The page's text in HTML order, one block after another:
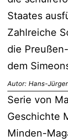
Staates
Zahlreiche
die
dem
Autor: Hans-
Serie von
Geschichte
Minden-